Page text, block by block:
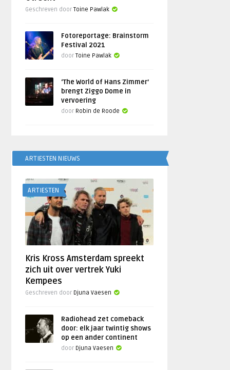
Geschreven doorToine Pawlak
Fotoreportage: Brainstorm
Festival 2021
doorToine Pawlak
‘The World of Hans Zimmer’
brengt Ziggo Dome in
vervoering
door Robin de Roode
ARTIESTEN NIEUWS
ARTIESTEN
Kris Kross Amsterdam spreekt
zich uit over vertrek Yuki
Kempees
Geschreven door Djuna Vaesen
Radiohead zet comeback
door: elk jaar twintig shows
op een ander continent
door Djuna Vaesen